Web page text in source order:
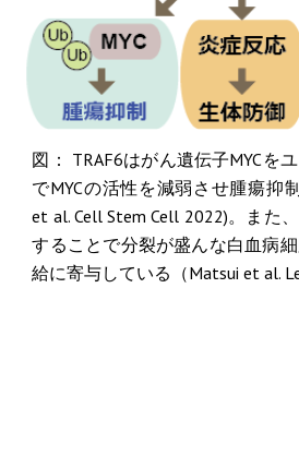
図： TRAF6はがん遺伝子MYCを
でMYCの活性を減弱させ腫瘍抑
et al. Cell Stem Cell 2022)。また
することで分裂が盛んな白血病
給に寄与している（Matsui et al.